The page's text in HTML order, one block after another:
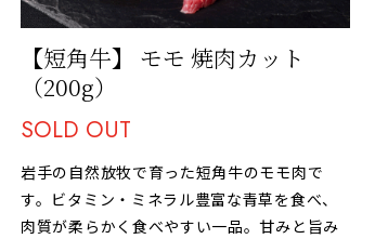
【短角牛】 モモ 焼肉カット
（200g）
SOLD OUT
岩手の自然放牧で育った短角牛のモモ肉で
す。ビタミン・ミネラル豊富な青草を食べ、
肉質が柔らかく食べやすい一品。甘みと旨み